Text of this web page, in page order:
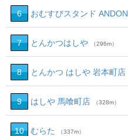
6 おむすびスタンド ANDON
7 とんかつはしや （296m）
8 とんかつ はしや 岩本町店
9 はしや 馬喰町店 （328m）
10 むらた （337m）